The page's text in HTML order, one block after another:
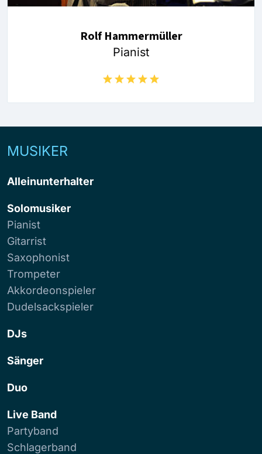
Rolf Hammermüller
Pianist
MUSIKER
Alleinunterhalter
Solomusiker
Pianist
Gitarrist
Saxophonist
Trompeter
Akkordeonspieler
Dudelsackspieler
DJs
Sänger
Duo
Live Band
Partyband
Schlagerband